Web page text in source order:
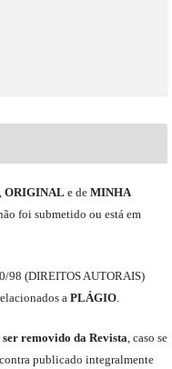
ORIGINAL ede MINHA
foi submetido ou está em
/98 (DIREITOS AUTORAIS)
a PLÁGIO.
removido da Revista caso se
publicado integralmente